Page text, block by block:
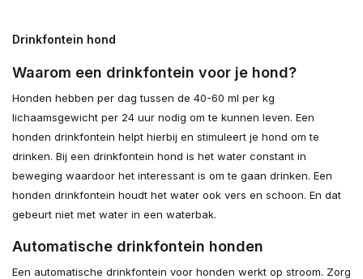
Drinkfontein hond
Waarom een drinkfontein voor je hond?
Honden hebben per dag tussen de 40-60 ml per kg
lichaamsgewicht per 24 uur nodig om te kunnen leven. Een
honden drinkfontein helpt hierbij en stimuleert je hond om te
drinken. Bij een drinkfontein hond is het water constant in
beweging waardoor het interessant is om te gaan drinken. Een
honden drinkfontein houdt het water ook vers en schoon. En dat
gebeurt niet met water in een waterbak.
Automatische drinkfontein honden
Een automatische drinkfontein voor honden werkt op stroom. Zorg